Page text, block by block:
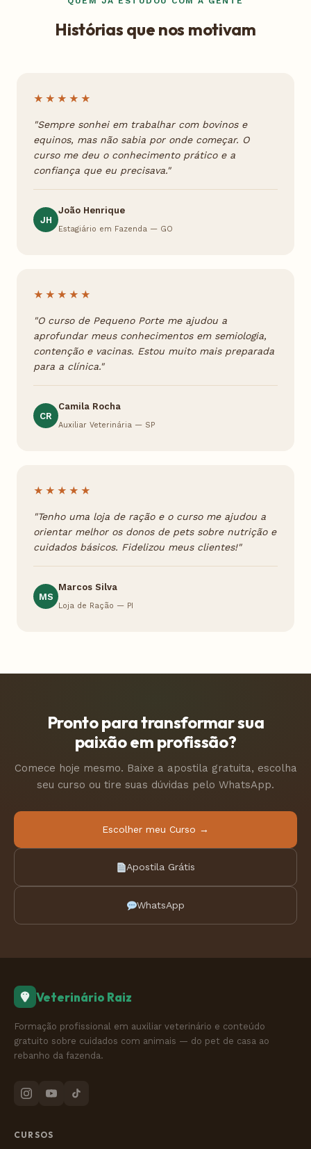
Histórias que nos motivam
★★★★★
"Sempre sonhei em trabalhar com bovinos e
equinos, mas não sabia por onde começar. O
curso me deu o conhecimento prático e a
confiança que eu precisava."
JH
João Henrique
Estagiário em Fazenda — GO
★★★★★
"O curso de Pequeno Porte me ajudou a
aprofundar meus conhecimentos em semiologia,
contenção e vacinas. Estou muito mais preparada
para a clínica."
CR
Camila Rocha
Auxiliar Veterinária — SP
★★★★★
"Tenho uma loja de ração e o curso me ajudou a
orientar melhor os donos de pets sobre nutrição e
cuidados básicos. Fidelizou meus clientes!"
MS
Marcos Silva
Loja de Ração — PI
Pronto para transformar sua
paixão em profissão?
Comece hoje mesmo. Baixe a apostila gratuita, escolha
seu curso ou tire suas dúvidas pelo WhatsApp.
Escolher meu Curso →
Apostila Grátis
WhatsApp
Veterinário Raiz
Formação profissional em auxiliar veterinário e conteúdo
gratuito sobre cuidados com animais — do pet de casa ao
rebanho da fazenda.
CURSOS